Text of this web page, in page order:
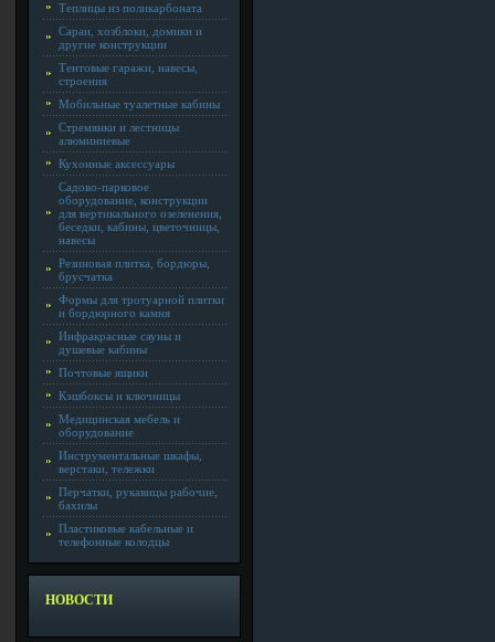
Теплицы из поликарбоната
Сараи, хозблоки, домики и
другие конструкции
Тентовые гаражи, навесы,
строения
Мобильные туалетные кабины
Стремянки и лестницы
алюминиевые
Кухонные аксессуары
Садово-парковое
оборудование, конструкции
для вертикального озеленения,
беседки, кабины, цветочницы,
навесы
Резиновая плитка, бордюры,
брусчатка
Формы для тротуарной плитки
и бордюрного камня
Инфракрасные сауны и
душевые кабины
Почтовые ящики
Кэшбоксы и ключницы
Медицинская мебель и
оборудование
Инструментальные шкафы,
верстаки, тележки
Перчатки, рукавицы рабочие,
бахилы
Пластиковые кабельные и
телефонные колодцы
НОВОСТИ